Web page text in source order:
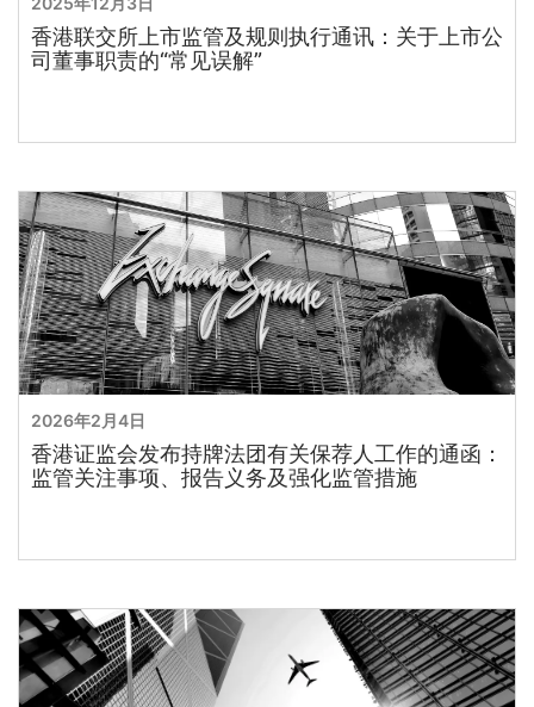
香港联交所上市监管及规则执行通讯：关于上市公
司董事职责的“常见误解”
香港证监会发布持牌法团有关保荐人工作的通函：
监管关注事项、报告义务及强化监管措施
2026年2月4日